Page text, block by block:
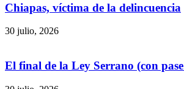
Chiapas, víctima de la delincuencia
30 julio, 2026
El final de la Ley Serrano (con